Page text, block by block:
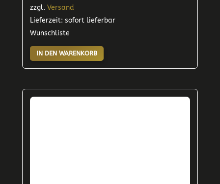
zzgl. Versand
Lieferzeit: sofort lieferbar
Wunschliste
IN DEN WARENKORB